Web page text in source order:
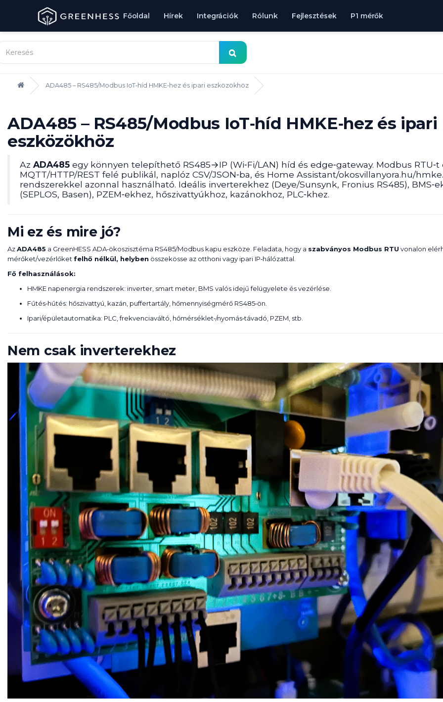
Főoldal Hírek Integrációk Rólunk Fejlesztések P1 mérők
ADA485 – RS485/Modbus IoT‑híd HMKE‑hez és ipari eszközökhöz
ADA485 – RS485/Modbus IoT‑híd HMKE‑hez és ipari
eszközökhöz
Az ADA485 egy könnyen telepíthető RS485→IP (Wi‑Fi/LAN) híd és edge‑gateway. Modbus RTU‑t
MQTT/HTTP/REST felé publikál, naplóz CSV/JSON‑ba, és Home Assistant/okosvillanyora.hu/
rendszerekkel azonnal használható. Ideális inverterekhez (Deye/Sunsynk, Fronius RS485),
(SEPLOS, Basen), PZEM‑ekhez, hőszivattyúkhoz, kazánokhoz, PLC‑khez.
Mi ez és mire jó?
AzADA485 a GreenHESS ADA‑ökoszisztéma RS485/Modbus kapu eszköze. Feladata, hogy a szabványos Modbus RTU vonalon
mérőket/vezérlőket felhő nélkül, helyben összekösse az otthoni vagy ipari IP‑hálózattal.
Fő felhasználások:
HMKE napenergia rendszerek: inverter, smart meter, BMS valós idejű felügyelete és vezérlése.
Fűtés‑hűtés: hőszivattyú, kazán, puffertartály, hőmennyiségmérő RS485‑ön.
Ipari/épületautomatika: PLC, frekvenciaváltó, hőmérséklet‑/nyomás‑távadó, PZEM, stb.
Nem csak inverterekhez